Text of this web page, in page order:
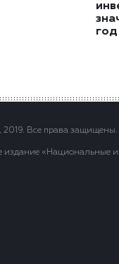
год
Все права защищены.
издание «Национальные